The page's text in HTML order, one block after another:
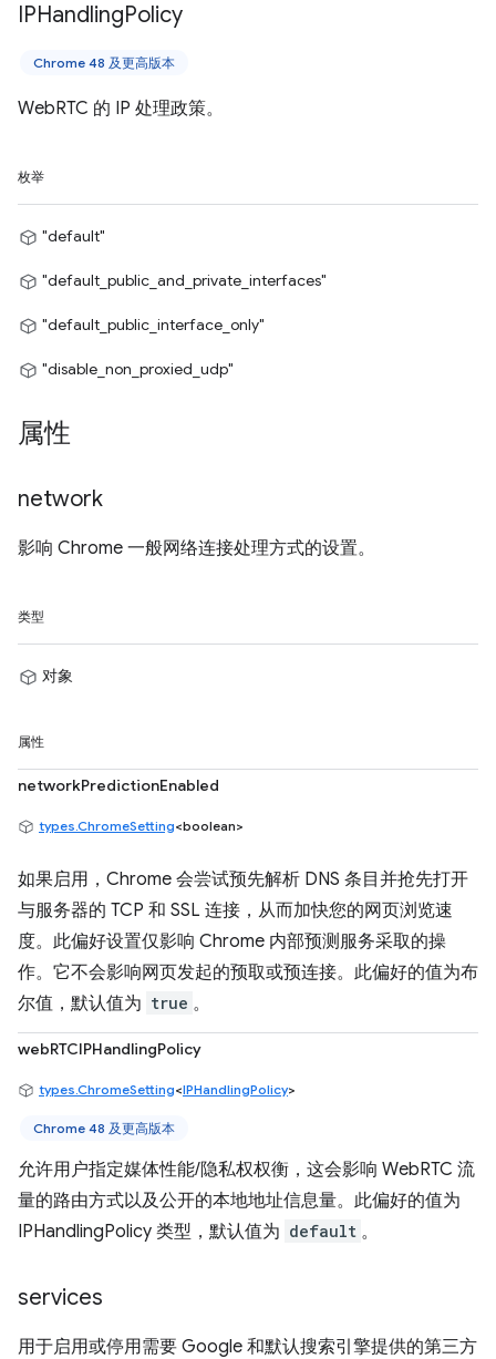
IPHandlingPolicy
Chrome 48 及更高版本
WebRTC 的 IP 处理政策。
枚举
"default"
"default_public_and_private_interfaces"
"default_public_interface_only"
"disable_non_proxied_udp"
属性
network
影响 Chrome 一般网络连接处理方式的设置。
类型
对象
属性
networkPredictionEnabled
types.ChromeSetting<boolean>
如果启用，Chrome 会尝试预先解析 DNS 条目并抢先打开
与服务器的 TCP 和 SSL 连接，从而加快您的网页浏览速
度。此偏好设置仅影响 Chrome 内部预测服务采取的操
作。它不会影响网页发起的预取或预连接。此偏好的值为布
尔值，默认值为 true 。
webRTCIPHandlingPolicy
types.ChromeSetting<IPHandlingPolicy>
Chrome 48 及更高版本
允许用户指定媒体性能/隐私权权衡，这会影响 WebRTC 流
量的路由方式以及公开的本地地址信息量。此偏好的值为
IPHandlingPolicy 类型，默认值为 default 。
services
用于启用或停用需要 Google 和默认搜索引擎提供的第三方